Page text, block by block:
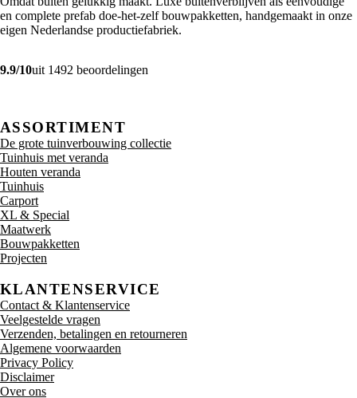
en complete prefab doe-het-zelf bouwpakketten, handgemaakt in onze
eigen Nederlandse productiefabriek.
9.9/10uit 1492 beoordelingen
ASSORTIMENT
De grote tuinverbouwing collectie
Tuinhuis met veranda
Houten veranda
Tuinhuis
Carport
XL & Special
Maatwerk
Bouwpakketten
Projecten
KLANTENSERVICE
Contact & Klantenservice
Veelgestelde vragen
Verzenden, betalingen en retourneren
Algemene voorwaarden
Privacy Policy
Disclaimer
Over ons